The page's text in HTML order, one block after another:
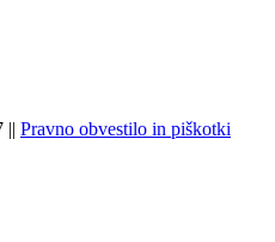
|| Pravno obvestilo in piškotki